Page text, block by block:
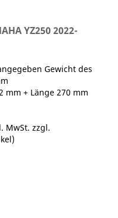
YZ250 2022-
Gewicht des
mm + Länge 270 mm
MwSt. zzgl.
)